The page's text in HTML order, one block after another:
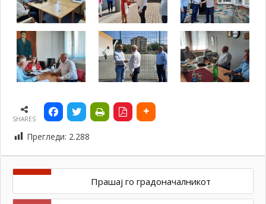
SHARES
Прегледи: 2.288
Прашај го градоначалникот